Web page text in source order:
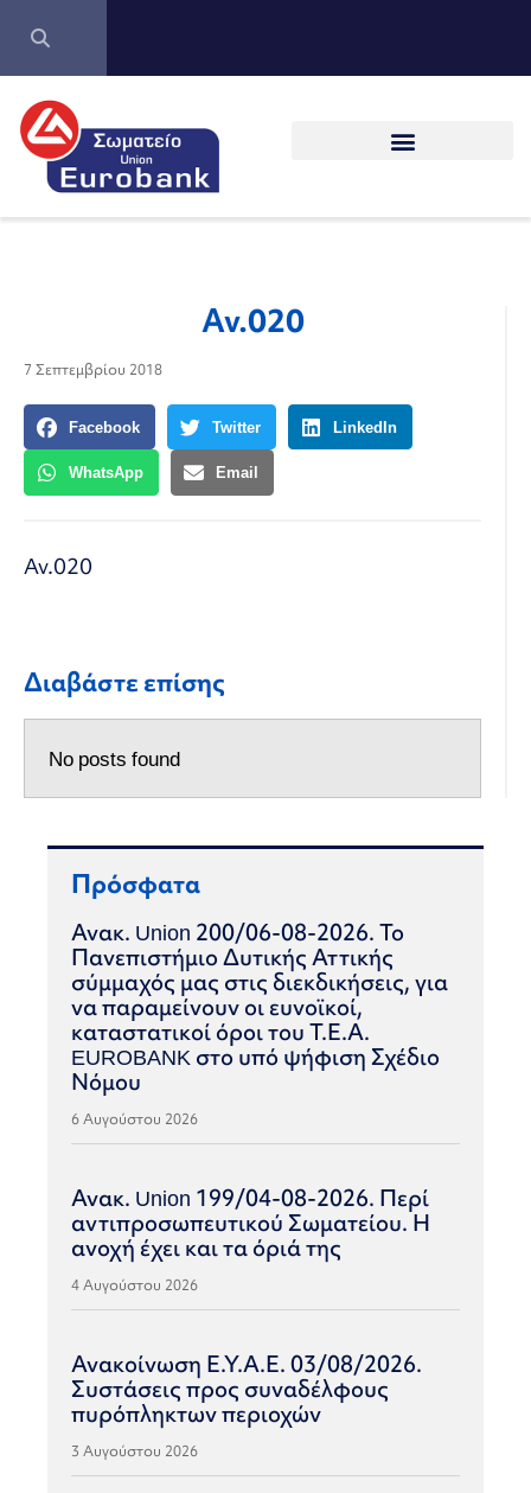
Αν.020
7 Σεπτεμβρίου 2018
Facebook Twitter LinkedIn
WhatsApp Email
Αν.020
Διαβάστε επίσης
No posts found
Πρόσφατα
Ανακ. Union 200/06-08-2026. Το
Πανεπιστήμιο Δυτικής Αττικής
σύμμαχός μας στις διεκδικήσεις, για
να παραμείνουν οι ευνοϊκοί,
καταστατικοί όροι του Τ.Ε.Α.
EUROBANK στο υπό ψήφιση Σχέδιο
Νόμου
6 Αυγούστου 2026
Ανακ. Union 199/04-08-2026. Περί
αντιπροσωπευτικού Σωματείου. Η
ανοχή έχει και τα όριά της
4 Αυγούστου 2026
Ανακοίνωση Ε.Υ.Α.Ε. 03/08/2026.
Συστάσεις προς συναδέλφους
πυρόπληκτων περιοχών
3 Αυγούστου 2026